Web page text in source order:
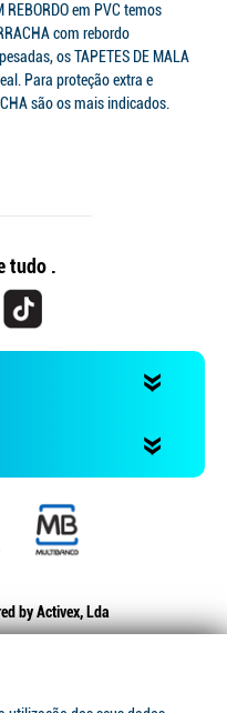
REBORDO em PVC temos
com rebordo
os TAPETES DE MALA
Para proteção extra e
são os mais indicados.
tudo .
byActivex, Lda